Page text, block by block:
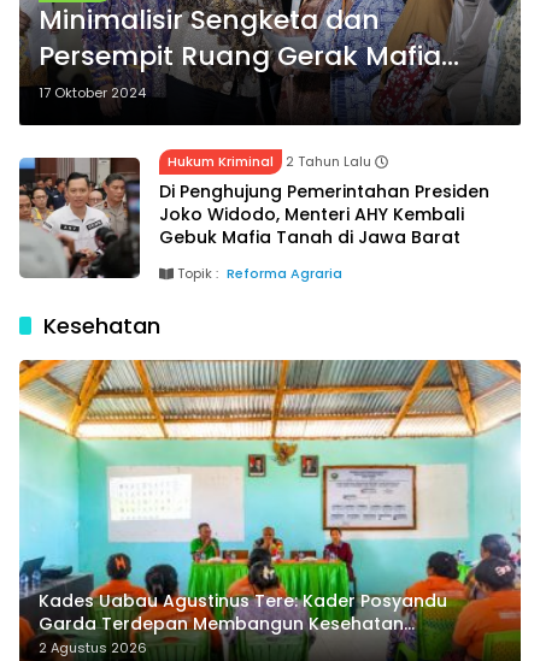
Minimalisir Sengketa dan
Persempit Ruang Gerak Mafia
Tanah, Sekjen Kementerian
ATR/BPN Serahkan 3.256
Sertipikat Tanah bagi Masyarakat
Jawa Barat
17 Oktober 2024
Hukum Kriminal 2 Tahun Lalu
Di Penghujung Pemerintahan Presiden
Joko Widodo, Menteri AHY Kembali
Gebuk Mafia Tanah di Jawa Barat
Topik : Reforma Agraria
Kesehatan
Kades Uabau Agustinus Tere: Kader Posyandu
Garda Terdepan Membangun Kesehatan
Masyarakat Desa
2 Agustus 2026